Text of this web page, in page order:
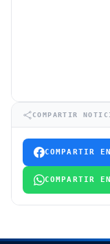
COMPARTIR
COMPARTIR
COMPARTIR